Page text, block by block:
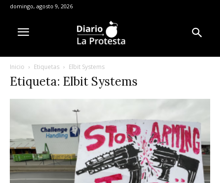
domingo, agosto 9, 2026
Inicio Etiquetas Elbit Systems
Etiqueta: Elbit Systems